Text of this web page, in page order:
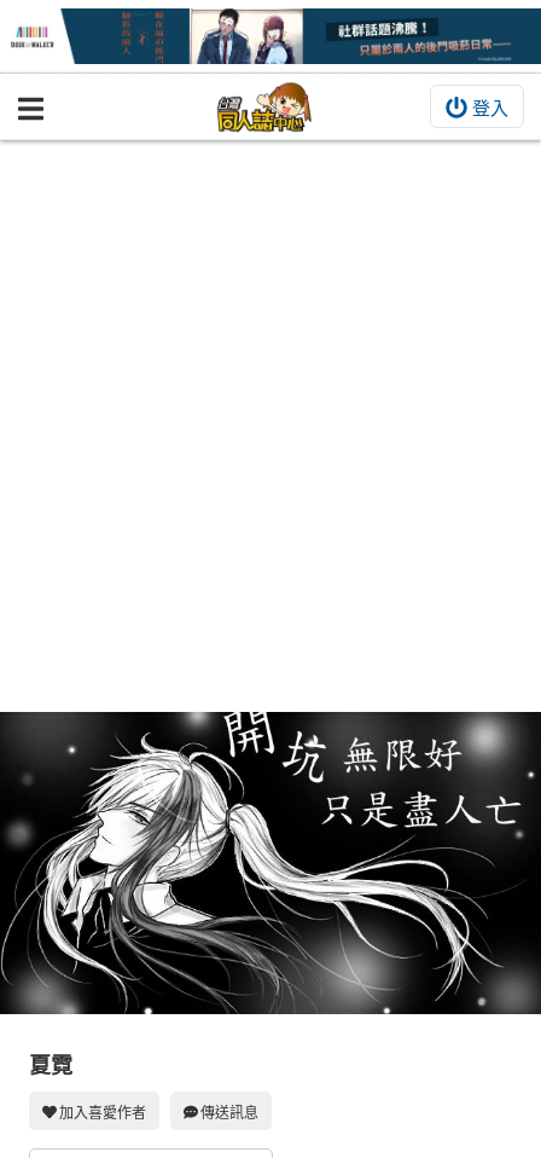
登入
BOOKY書集倉庫
交流中心
攤位轉讓區
會員功能選單
會員中心
註冊會員
登入
夏霓
加入喜愛作者 傳送訊息